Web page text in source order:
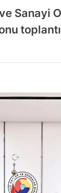
Sanayi